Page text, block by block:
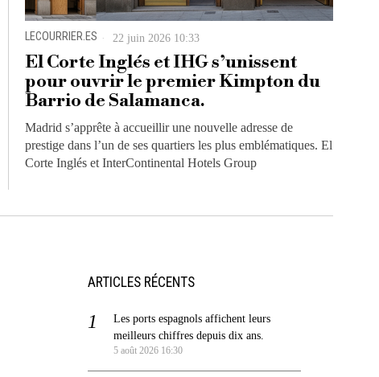
LECOURRIER.ES 22 juin 2026 10:33
El Corte Inglés et IHG s’unissent
pour ouvrir le premier Kimpton du
Barrio de Salamanca.
Madrid s’apprête à accueillir une nouvelle adresse de
prestige dans l’un de ses quartiers les plus emblématiques. El
Corte Inglés et InterContinental Hotels Group
ARTICLES RÉCENTS
Les ports espagnols affichent leurs
meilleurs chiffres depuis dix ans.
5 août 2026 16:30